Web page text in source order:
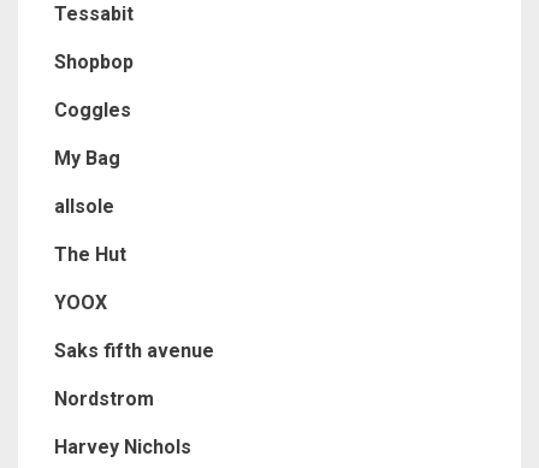
Tessabit
Shopbop
Coggles
My Bag
allsole
The Hut
YOOX
Saks fifth avenue
Nordstrom
Harvey Nichols